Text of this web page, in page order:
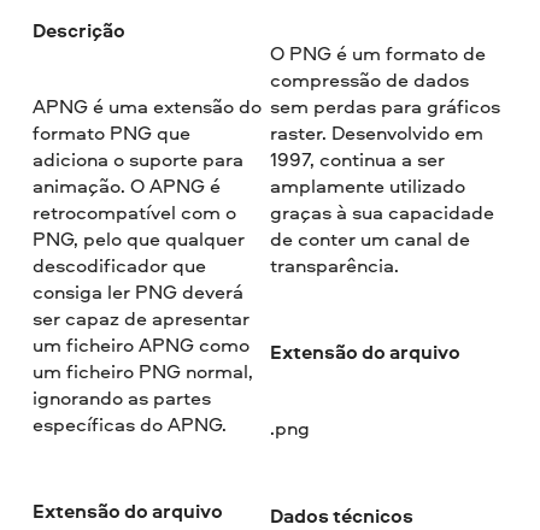
Descrição
APNG é uma extensão do
formato PNG que
adiciona o suporte para
animação. O APNG é
retrocompatível com o
PNG, pelo que qualquer
descodificador que
consiga ler PNG deverá
ser capaz de apresentar
um ficheiro APNG como
um ficheiro PNG normal,
ignorando as partes
específicas do APNG.
Extensão do arquivo
O PNG é um formato de
compressão de dados
sem perdas para gráficos
raster. Desenvolvido em
1997, continua a ser
amplamente utilizado
graças à sua capacidade
de conter um canal de
transparência.
Extensão do arquivo
.png
Dados técnicos